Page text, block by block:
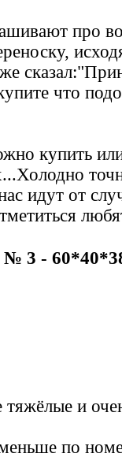
про
что
купить
идут от
№ 3 -
тяжёлые и
по